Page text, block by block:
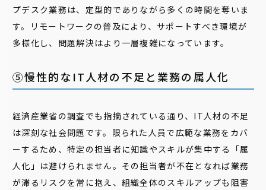
プデスク業務は、定型的でありながら多くの時間を奪いま
す。リモートワークの普及により、サポートすべき環境が
多様化し、問題解決はより一層複雑になっています。
⑤慢性的なIT人材の不足と業務の属人化
経済産業省の調査でも指摘されている通り、IT人材の不足
は深刻な社会問題です。限られた人員で広範な業務をカバ
ーするため、特定の担当者に知識やスキルが集中する「属
人化」は避けられません。その担当者が不在となれば業務
が滞るリスクを常に抱え、組織全体のスキルアップも阻害